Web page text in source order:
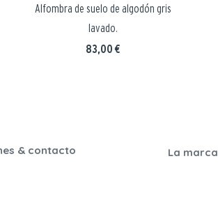
Alfombra de suelo de algodón gris
lavado.
Precio
83,00 €
& contacto La marca